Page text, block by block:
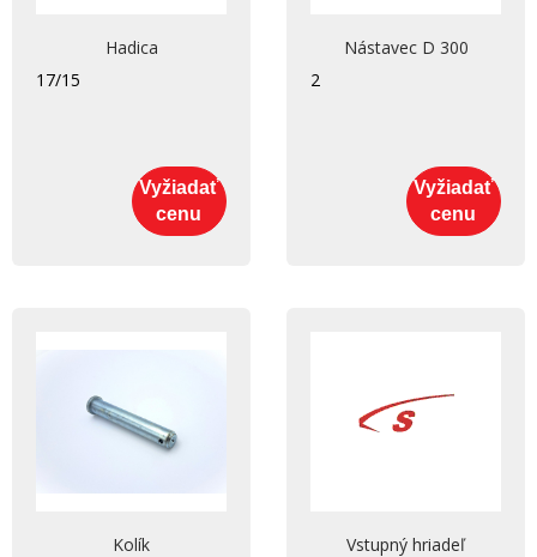
Hadica
17/15
Vyžiadať
cenu
Nástavec D 300
2
Vyžiadať
cenu
Kolík
Vstupný hriadeľ